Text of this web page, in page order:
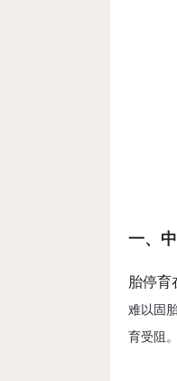
一、
胎停育
难以固
育受阻